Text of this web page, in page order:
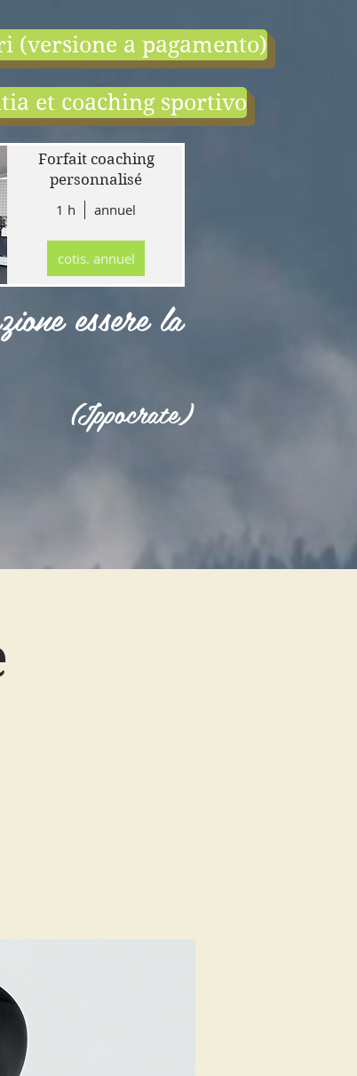
(versione a pagamento)
et coaching sportivo
Forfait coaching
personnalisé
1 h
annuel
cotis. annuel
essere la
(Ippocrate)